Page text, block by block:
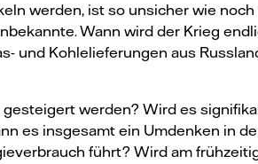
werden, ist so unsicher wie noch
Wann wird der Krieg
und Kohlelieferungen aus
werden? Wird es
es insgesamt ein Umdenken in
führt? Wird am